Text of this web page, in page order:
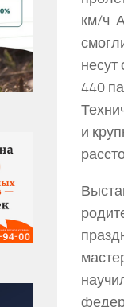
км/ч.
440
и